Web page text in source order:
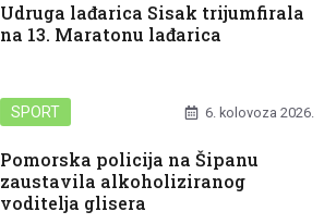
Udruga lađarica Sisak trijumfirala
na 13. Maratonu lađarica
SPORT 6. kolovoza 2026.
Pomorska policija na Šipanu
zaustavila alkoholiziranog
voditelja glisera